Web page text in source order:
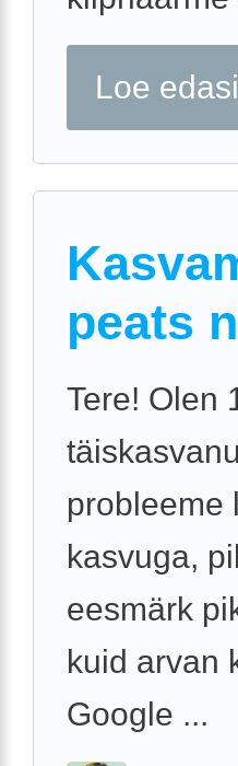
Loe edasi
peats
Tere! Olen
probleeme
kasvuga,
eesmärk
kuid arvan
Google ...